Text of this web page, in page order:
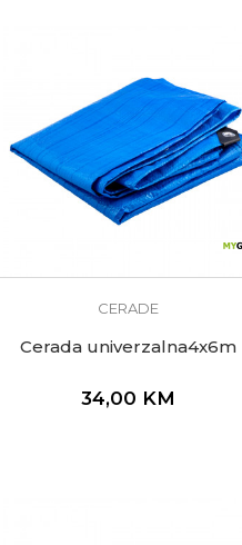
CERADE
Cerada univerzalna4x6m
34,00 KM